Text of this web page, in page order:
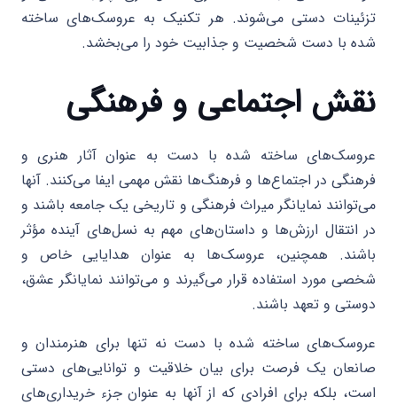
تزئینات دستی می‌شوند. هر تکنیک به عروسک‌های ساخته
شده با دست شخصیت و جذابیت خود را می‌بخشد.
نقش اجتماعی و فرهنگی
عروسک‌های ساخته شده با دست به عنوان آثار هنری و
فرهنگی در اجتماع‌ها و فرهنگ‌ها نقش مهمی ایفا می‌کنند. آنها
می‌توانند نمایانگر میراث فرهنگی و تاریخی یک جامعه باشند و
در انتقال ارزش‌ها و داستان‌های مهم به نسل‌های آینده مؤثر
باشند. همچنین، عروسک‌ها به عنوان هدایایی خاص و
شخصی مورد استفاده قرار می‌گیرند و می‌توانند نمایانگر عشق،
دوستی و تعهد باشند.
عروسک‌های ساخته شده با دست نه تنها برای هنرمندان و
صانعان یک فرصت برای بیان خلاقیت و توانایی‌های دستی
است، بلکه برای افرادی که از آنها به عنوان جزء خریداری‌های